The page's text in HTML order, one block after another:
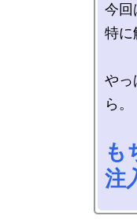
今回
特に
やっ
ら。
も
注